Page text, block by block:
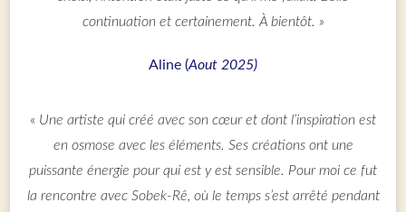
continuation et certainement. À bientôt. »
Aline (Aout 2025)
« Une artiste qui créé avec son cœur et dont l’inspiration est
en osmose avec les éléments. Ses créations ont une
puissante énergie pour qui est y est sensible. Pour moi ce fut
la rencontre avec Sobek-Rê, où le temps s’est arrêté pendant